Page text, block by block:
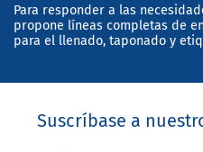
Para responder a las
propone líneas completas de
para el llenado, taponado y
Suscríbase a